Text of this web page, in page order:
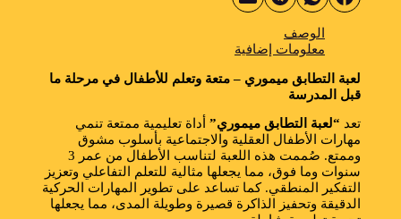
الوصف
معلومات إضافية
لعبة التطابق ميموري – متعة وتعلم للأطفال في مرحلة ما
قبل المدرسة
تعد “لعبة التطابق ميموري” أداة تعليمية ممتعة تنمي
مهارات الأطفال العقلية والاجتماعية بأسلوب مشوق
وممتع. صُممت هذه اللعبة لتناسب الأطفال من عمر 3
سنوات وما فوق، مما يجعلها مثالية للتعلم التفاعلي وتعزيز
التفكير المنطقي. كما تساعد على تطوير المهارات الحركية
الدقيقة وتحفيز الذاكرة قصيرة وطويلة المدى، مما يجعلها